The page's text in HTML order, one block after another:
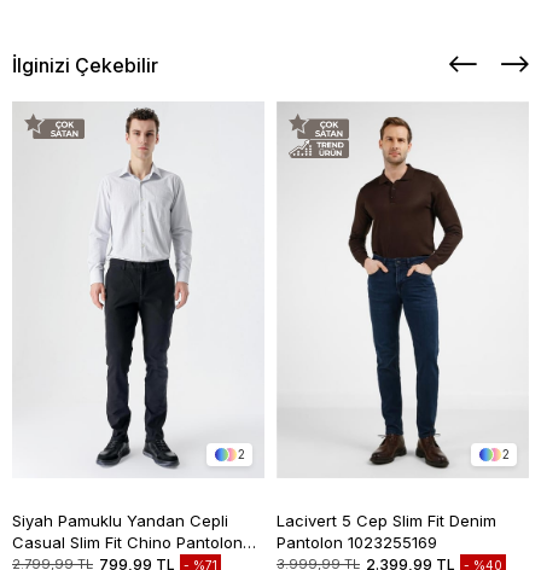
İlginizi Çekebilir
2
Siyah Pamuklu Yandan Cepli
Casual Slim Fit Chino Pantolon
1003235117
2.799,99 TL 799,99 TL %71
2
Lacivert 5 Cep Slim Fit Denim
Pantolon 1023255169
3.999,99 TL 2.399,99 TL %40